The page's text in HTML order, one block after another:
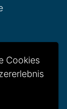
Cookies